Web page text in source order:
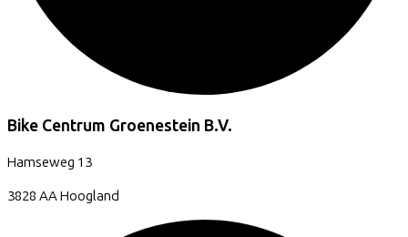
Bike Centrum Groenestein B.V.
Hamseweg 13
3828 AAHoogland